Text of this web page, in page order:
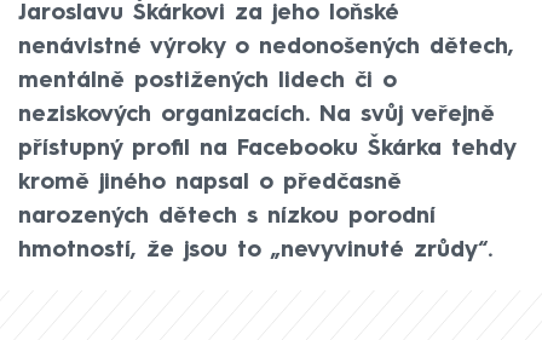
Jaroslavu Škárkovi za jeho loňské
nenávistné výroky o nedonošených dětech,
mentálně postižených lidech či o
neziskových organizacích. Na svůj veřejně
přístupný profil na Facebooku Škárka tehdy
kromě jiného napsal o předčasně
narozených dětech s nízkou porodní
hmotností, že jsou to „nevyvinuté zrůdy“.